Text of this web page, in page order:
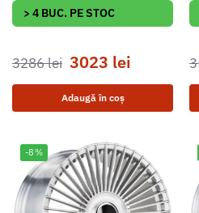
> 4 BUC. PE STOC
3286lei 3023 lei
Adaugă în coș
-8%